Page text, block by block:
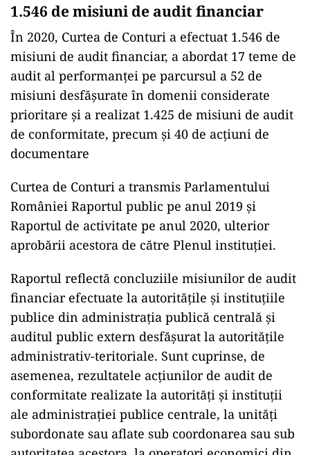
1.546 de misiuni de audit financiar
În 2020, Curtea de Conturi a efectuat 1.546 de
misiuni de audit financiar, a abordat 17 teme de
audit al performanţei pe parcursul a 52 de
misiuni desfăşurate în domenii considerate
prioritare şi a realizat 1.425 de misiuni de audit
de conformitate, precum şi 40 de acţiuni de
documentare
Curtea de Conturi a transmis Parlamentului
României Raportul public pe anul 2019 şi
Raportul de activitate pe anul 2020, ulterior
aprobării acestora de către Plenul instituţiei.
Raportul reflectă concluziile misiunilor de audit
financiar efectuate la autorităţile şi instituţiile
publice din administraţia publică centrală şi
auditul public extern desfăşurat la autorităţile
administrativ-teritoriale. Sunt cuprinse, de
asemenea, rezultatele acţiunilor de audit de
conformitate realizate la autorităţi şi instituţii
ale administraţiei publice centrale, la unităţi
subordonate sau aflate sub coordonarea sau sub